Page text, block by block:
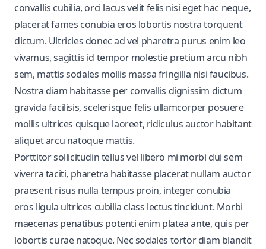
convallis cubilia, orci lacus velit felis nisi eget hac neque,
placerat fames conubia eros lobortis nostra torquent
dictum. Ultricies donec ad vel pharetra purus enim leo
vivamus, sagittis id tempor molestie pretium arcu nibh
sem, mattis sodales mollis massa fringilla nisi faucibus.
Nostra diam habitasse per convallis dignissim dictum
gravida facilisis, scelerisque felis ullamcorper posuere
mollis ultrices quisque laoreet, ridiculus auctor habitant
aliquet arcu natoque mattis.
Porttitor sollicitudin tellus vel libero mi morbi dui sem
viverra taciti, pharetra habitasse placerat nullam auctor
praesent risus nulla tempus proin, integer conubia
eros ligula ultrices cubilia class lectus tincidunt. Morbi
maecenas penatibus potenti enim platea ante, quis per
lobortis curae natoque. Nec sodales tortor diam blandit